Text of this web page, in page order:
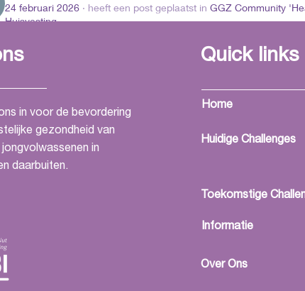
24 februari 2026 · heeft een post geplaatst in GGZ Community
Huisvesting
guidewire is a highly specialized medical device
navigate the intricate and delicate blood vessels
cord during minimally invasive procedures. These
role in interventional neurology and neurovascular surgery,
to access blocked or damaged vessels with exceptional
een opmerking...
in voor de bevordering
gezondheid van
in
daarbuiten.
Quick links
Home
Huidige Challenges
Toekomstige
Informatie
Over Ons